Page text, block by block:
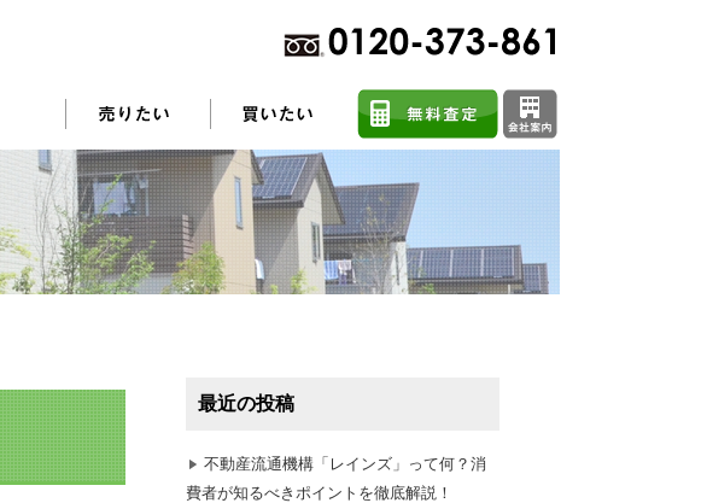
お客様の声 不動産売却に関するよくある質問
成功のコツ 任意売却
に関するよくある質問
最近の投稿
不動産流通機構「レインズ」って何？消
費者が知るべきポイントを徹底解説！